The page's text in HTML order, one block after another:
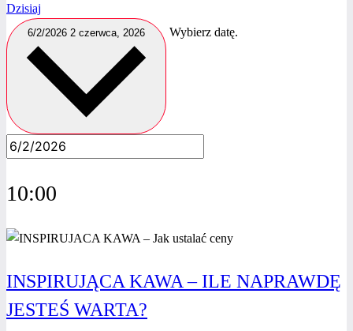
Dzisiaj
6/2/2026 2 czerwca, 2026 Wybierz datę.
10:00
INSPIRUJĄCA KAWA – ILE NAPRAWDĘ
JESTEŚ WARTA?